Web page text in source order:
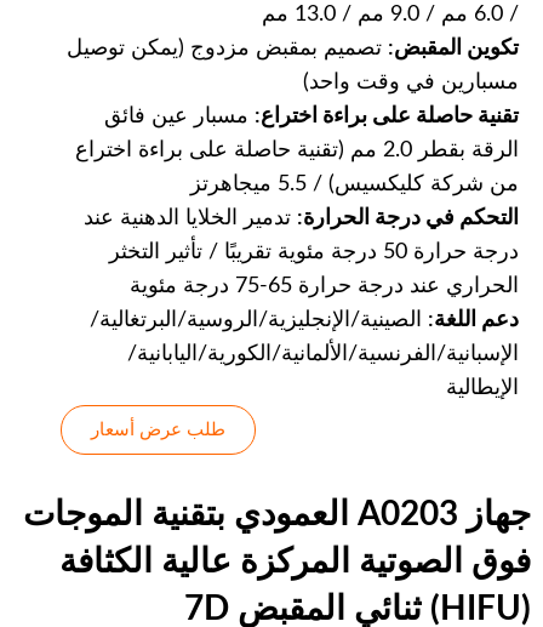
/ 6.0 مم / 9.0 مم / 13.0 مم
تكوين المقبض: تصميم بمقبض مزدوج (يمكن توصيل
مسبارين في وقت واحد)
تقنية حاصلة على براءة اختراع: مسبار عين فائق
الرقة بقطر 2.0 مم (تقنية حاصلة على براءة اختراع
من شركة كليكسيس) / 5.5 ميجاهرتز
التحكم في درجة الحرارة: تدمير الخلايا الدهنية عند
درجة حرارة 50 درجة مئوية تقريبًا / تأثير التخثر
الحراري عند درجة حرارة 65-75 درجة مئوية
دعم اللغة: الصينية/الإنجليزية/الروسية/البرتغالية/
الإسبانية/الفرنسية/الألمانية/الكورية/اليابانية/
الإيطالية
طلب عرض أسعار
جهاز A0203 العمودي بتقنية الموجات
فوق الصوتية المركزة عالية الكثافة
(HIFU) ثنائي المقبض 7D